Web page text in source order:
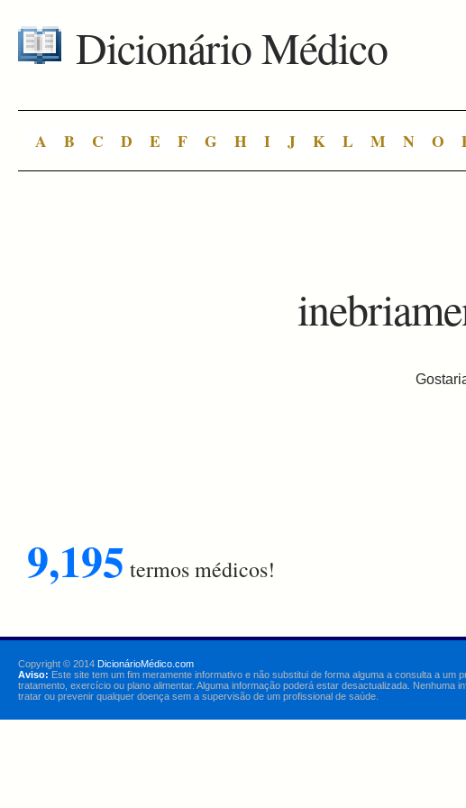
Dicionário Médico
A B C D E F G H I J K L M N O
9,195 termos médicos!
Copyright © 2014 DicionárioMédico.com
Aviso: Este site tem um fim meramente informativo e não substitui de forma alguma a consulta a
tratamento, exercício ou plano alimentar. Alguma informação poderá estar desactualizada. Nenhuma
tratar ou prevenir qualquer doença sem a supervisão de um profissional de saúde.